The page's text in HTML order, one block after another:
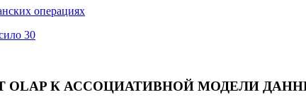
операциях
30
OLAP К АССОЦИАТИВНОЙ МОДЕЛИ